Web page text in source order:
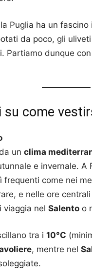
Puglia ha un
da poco, gli
Partiamo dunque
su come
un clima
e invernale. A
frequenti come nei
e nelle ore
viaggia nel Salento o
tra i 10°C
, mentre nel